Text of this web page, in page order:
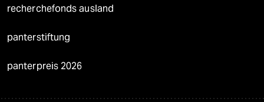
recherchefonds ausland
panterstiftung
panterpreis 2026